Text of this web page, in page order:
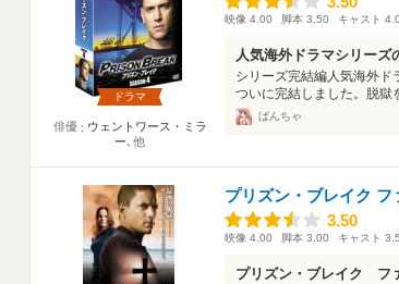
ドラマ
俳優
ウェントワース・ミラ
ー､他
映像 4.00 脚本 3.50 キャスト
人気海外ドラマシリーズ
シリーズ完結編人気海外ド
ついに完結しました。脱獄
ばんちゃ
プリズン・ブレイク フ
3.50
3.50
映像 4.00 脚本 3.00 キャスト
プリズン・ブレイク フ